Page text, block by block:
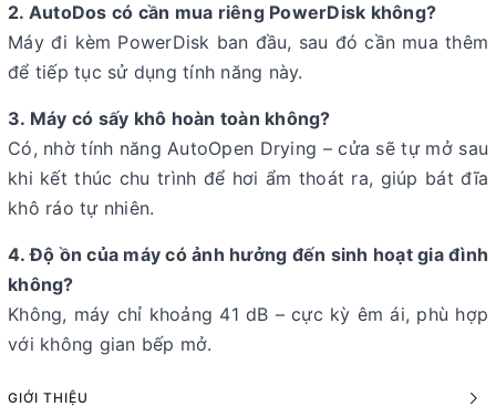
2. AutoDos có cần mua riêng PowerDisk không?
Máy đi kèm PowerDisk ban đầu, sau đó cần mua thêm
để tiếp tục sử dụng tính năng này.
3. Máy có sấy khô hoàn toàn không?
Có, nhờ tính năng AutoOpen Drying – cửa sẽ tự mở sau
khi kết thúc chu trình để hơi ẩm thoát ra, giúp bát đĩa
khô ráo tự nhiên.
4. Độ ồn của máy có ảnh hưởng đến sinh hoạt gia đình
không?
Không, máy chỉ khoảng 41 dB – cực kỳ êm ái, phù hợp
với không gian bếp mở.
GIỚI THIỆU